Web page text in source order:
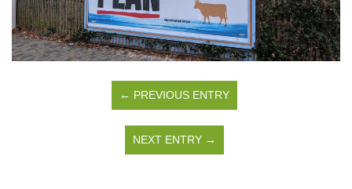
← PREVIOUS ENTRY
NEXT ENTRY →